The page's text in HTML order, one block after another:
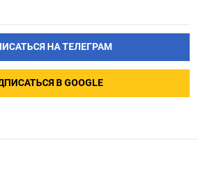
НА ТЕЛЕГРАМ
В GOOGLE